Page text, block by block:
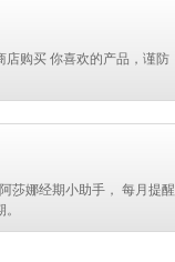
店购买 你喜欢的产品，谨防
莎娜经期小助手， 每月提醒